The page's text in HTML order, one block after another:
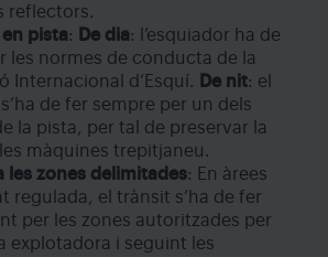
reflectors.
en pista: De dia: l’esquiador ha de
les normes de conducta de la
Internacional d’Esquí.
De nit: el
de fer sempre per un dels
la pista, per tal de preservar la
màquines trepitjaneu.
les zones delimitades: En àrees
regulada, el trànsit s’ha de fer
per les zones autoritzades per
explotadora i seguint les